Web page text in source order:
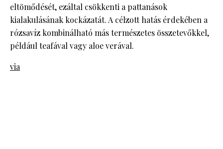
eltömődését, ezáltal csökkenti a pattanások
kialakulásának kockázatát. A célzott hatás érdekében a
rózsavíz kombinálható más természetes összetevőkkel,
például teafával vagy aloe verával.
via